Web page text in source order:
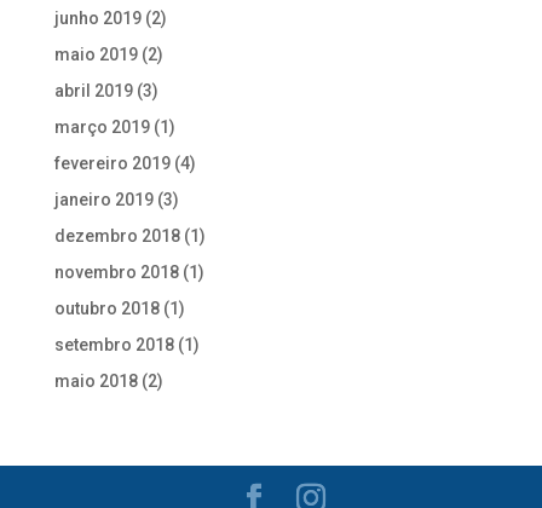
junho 2019(2)
maio 2019(2)
abril 2019(3)
março 2019(1)
fevereiro 2019(4)
janeiro 2019(3)
dezembro 2018(1)
novembro 2018(1)
outubro 2018(1)
setembro 2018(1)
maio 2018(2)